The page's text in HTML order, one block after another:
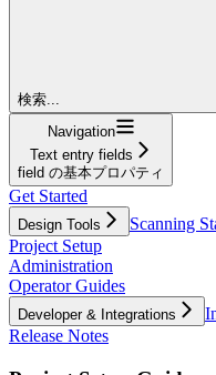
検索...
Navigation
Text entry fields
field の基本プロパティ
Get Started
Design Tools
Scanning
Project Setup
Administration
Operator Guides
Developer & Integrations
Release Notes